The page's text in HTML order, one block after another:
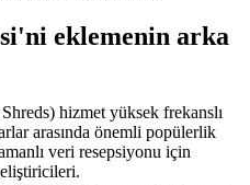
eklemenin arka
hizmet yüksek frekanslı
arasında önemli popülerlik
veri resepsiyonu için